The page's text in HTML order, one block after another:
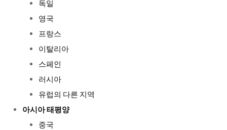
독일
영국
프랑스
이탈리아
스페인
러시아
유럽의 다른 지역
아시아 태평양
중국